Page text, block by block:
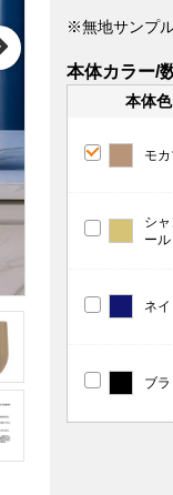
※無地サンプ
本体カラー/
本体色
モ
シ
ール
ネ
ブラ